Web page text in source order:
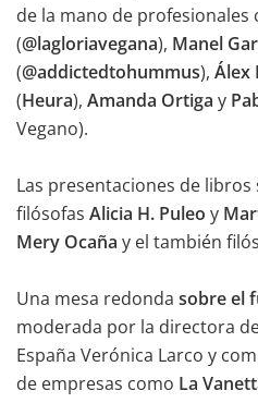
de la mano de profesionales
(@lagloriavegana), Manel
(@addictedtohummus), Álex
(Heura), Amanda Ortiga y
Vegano).
Las presentaciones de
filósofas Alicia H. Puleo y
Mery Ocaña y el también
Una mesa redonda sobre el
moderada por la directora
España Verónica Larco y
de empresas como La